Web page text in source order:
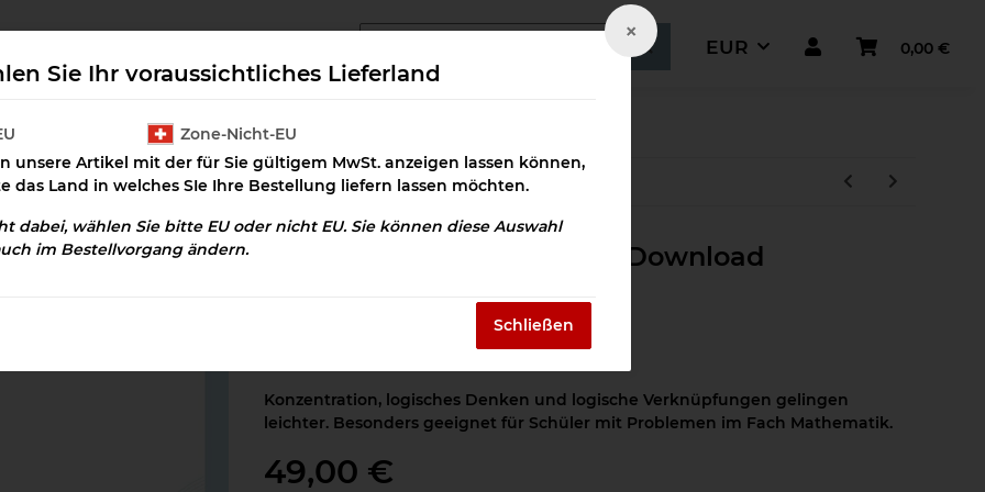
EUR 0,00 €
und Lernen Download
Konzentration und Lernen Download
Konzentration, logisches Denken und logische Verknüpfungen gelingen
leichter. Besonders geeignet für Schüler mit Problemen im Fach Mathematik.
49,00 €
×
Sie Ihr voraussichtliches Lieferland
Zone-Nicht-EU
unsere Artikel mit der für Sie gültigem MwSt. anzeigen lassen können,
das Land in welches SIe Ihre Bestellung liefern lassen möchten.
dabei, wählen Sie bitte EU oder nicht EU. Sie können diese Auswahl
im Bestellvorgang ändern.
Schließen